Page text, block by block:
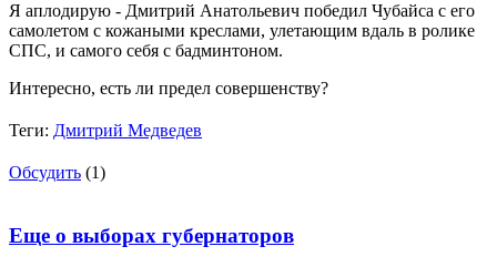
Я аплодирую - Дмитрий Анатольевич победил Чубайса с его
самолетом с кожаными креслами, улетающим вдаль в ролике
СПС, и самого себя с бадминтоном.
Интересно, есть ли предел совершенству?
Теги: Дмитрий Медведев
Обсудить (1)
Еще о выборах губернаторов